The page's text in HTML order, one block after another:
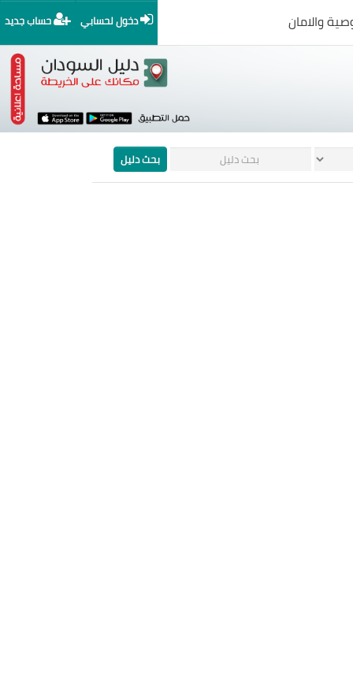
والامان دخول لحسابي حساب جديد